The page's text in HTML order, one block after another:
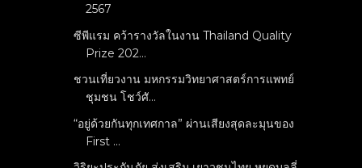
2567
ซีพีแรม คว้ารางวัลในงาน Thailand Quality
Prize 202...
ชวนเที่ยวงาน มหกรรมวิทยาศาสตร์การแพทย์
ชุมชน โชว์ศั...
“อยู่ด้วยกันทุกเทศกาล” ผ่านเสียงสุดละมุนของ
First ...